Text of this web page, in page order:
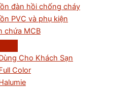
đàn hồi chống cháy
PVC và phụ kiện
chứa MCB
Cho Khách Sạn
Color